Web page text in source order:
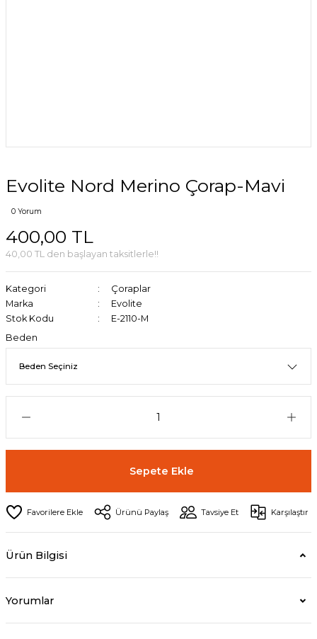
Evolite Nord Merino Çorap-Mavi
0 Yorum
400,00 TL
40,00 TL den başlayan taksitlerle!!
Kategori
Çoraplar
Marka
Evolite
Stok Kodu
E-2110-M
Beden
Sepete Ekle
Ürünü Paylaş Tavsiye Et Karşılaştır
Ürün Bilgisi
Yorumlar